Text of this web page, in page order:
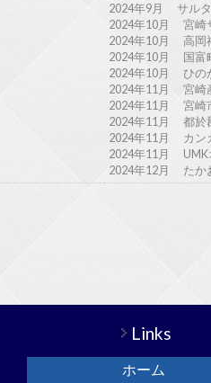
2024年9月 サルタ
2024年10月 宮崎
2024年10月 高岡
2024年10月 国富
2024年10月 ひの
2024年11月 宮崎
2024年11月 宮崎
2024年11月 都於
2024年11月 カン
2024年11月 UMK
2024年12月 たか
Links
ホーム